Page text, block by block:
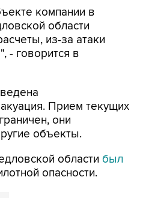
из-за атаки
- говорится в
они
объекты.
области